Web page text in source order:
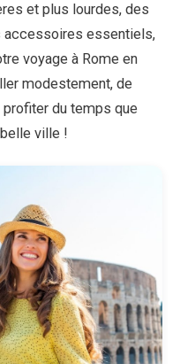
et plus lourdes, des
accessoires essentiels,
voyage à Rome en
modestement, de
du temps que
ville !